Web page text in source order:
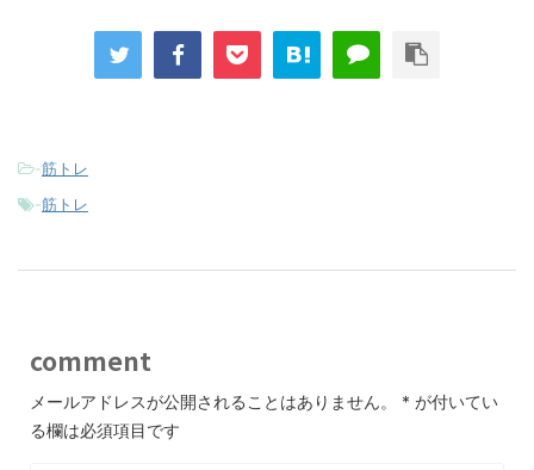
-筋トレ
-筋トレ
comment
メールアドレスが公開されることはありません。 * が付いてい
る欄は必須項目です